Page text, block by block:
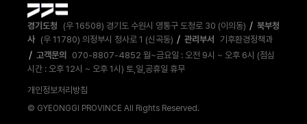
경기도청 (우 16508) 경기도 수원시 영통구 도청로 30 (이의동) / 북부청
사 (우 11780) 의정부시 청사로 1 (신곡동) / 관리부서 기후환경정책과
/ 고객문의
070-8807-4852 월~금요일 : 오전 9시 ~ 오후 6시 (점심
시간 : 오후 12시 ~ 오후 1시) 토,일,공휴일 휴무
개인정보처리방침
© GYEONGGI PROVINCE All Rights Reserved.